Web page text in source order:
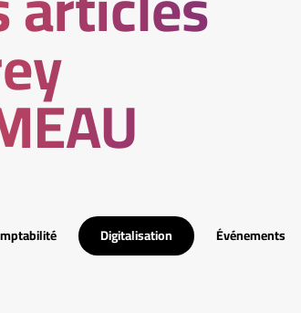
Digitalisation Événements